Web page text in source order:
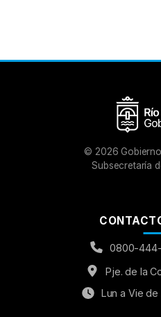
© 2026
Subsecretaría
0800-444-
Pje. de la
Lun a Vie de